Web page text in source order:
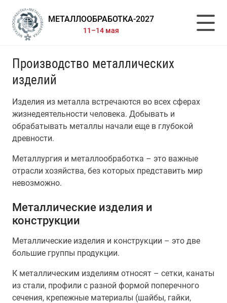
МЕТАЛЛООБРАБОТКА-2027
11–14 мая
Производство металлических
изделий
Изделия из металла встречаются во всех сферах
жизнедеятельности человека. Добывать и
обрабатывать металлы начали еще в глубокой
древности.
Металлургия и металлообработка – это важные
отрасли хозяйства, без которых представить мир
невозможно.
Металлические изделия и
конструкции
Металлические изделия и конструкции – это две
большие группы продукции.
К металлическим изделиям относят – сетки, канаты
из стали, профили с разной формой поперечного
сечения, крепежные материалы (шайбы, гайки,